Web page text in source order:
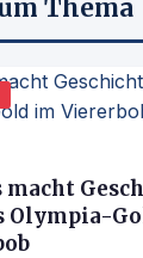
Thema
Olympia-